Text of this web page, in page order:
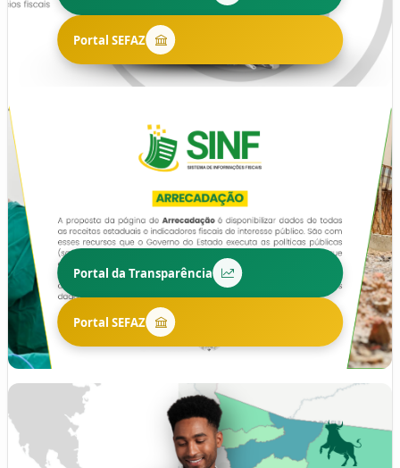
Portal SEFAZ
Portal da Transparência
Portal SEFAZ